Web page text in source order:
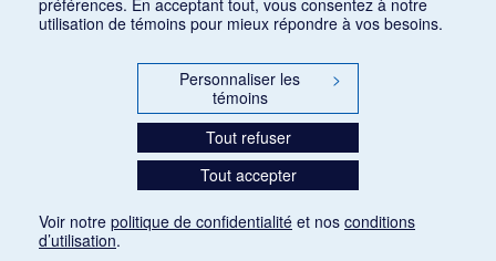
utilisation de témoins pour mieux répondre à vos besoins.
Personnaliser les
témoins
>
Tout refuser
Tout accepter
Voir notre politique de confidentialité et nos conditions
d’utilisation.